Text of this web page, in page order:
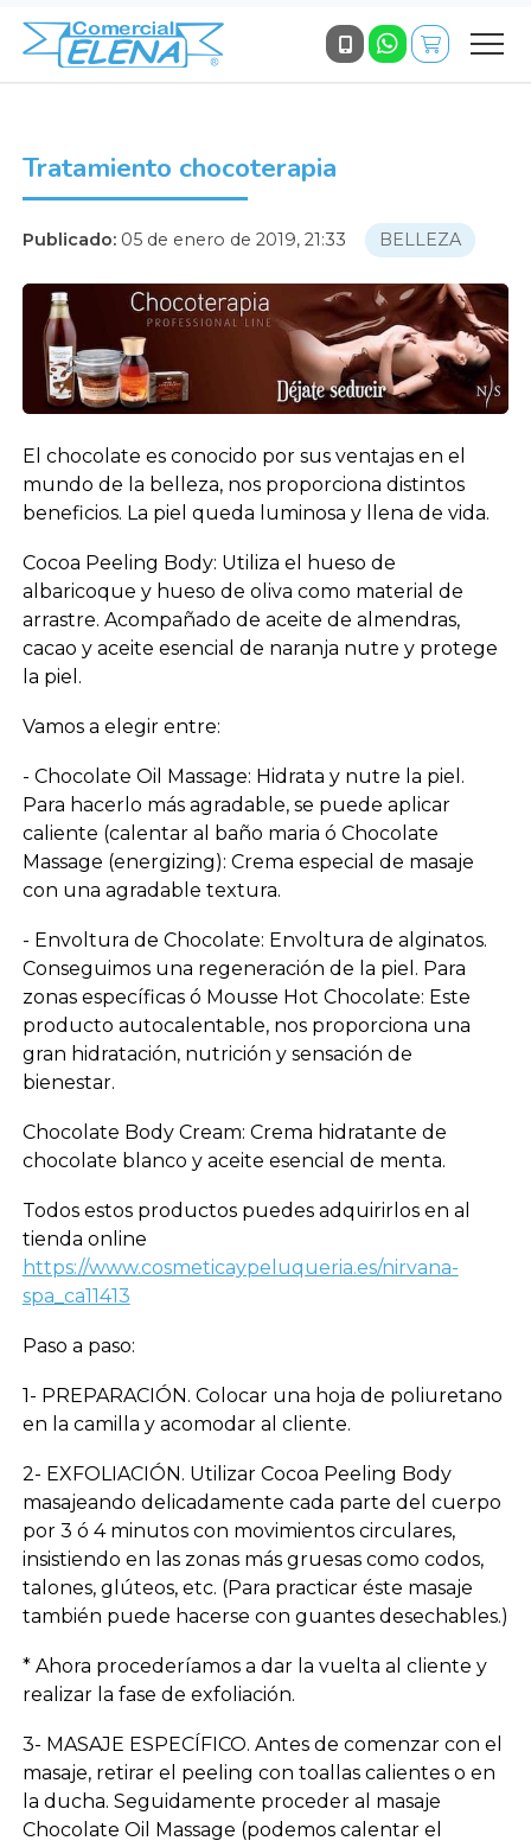
Tratamiento chocoterapia
Publicado: 05 de enero de 2019, 21:33 BELLEZA
El chocolate es conocido por sus ventajas en el
mundo de la belleza, nos proporciona distintos
beneficios. La piel queda luminosa y llena de vida.
Cocoa Peeling Body: Utiliza el hueso de
albaricoque y hueso de oliva como material de
arrastre. Acompañado de aceite de almendras,
cacao y aceite esencial de naranja nutre y protege
la piel.
Vamos a elegir entre:
- Chocolate Oil Massage: Hidrata y nutre la piel.
Para hacerlo más agradable, se puede aplicar
caliente (calentar al baño maria ó Chocolate
Massage (energizing): Crema especial de masaje
con una agradable textura.
- Envoltura de Chocolate: Envoltura de alginatos.
Conseguimos una regeneración de la piel. Para
zonas específicas ó Mousse Hot Chocolate: Este
producto autocalentable, nos proporciona una
gran hidratación, nutrición y sensación de
bienestar.
Chocolate Body Cream: Crema hidratante de
chocolate blanco y aceite esencial de menta.
Todos estos productos puedes adquirirlos en al
tienda online
https://www.cosmeticaypeluqueria.es/nirvana-
spa_ca11413
Paso a paso:
1- PREPARACIÓN. Colocar una hoja de poliuretano
en la camilla y acomodar al cliente.
2- EXFOLIACIÓN. Utilizar Cocoa Peeling Body
masajeando delicadamente cada parte del cuerpo
por 3 ó 4 minutos con movimientos circulares,
insistiendo en las zonas más gruesas como codos,
talones, glúteos, etc. (Para practicar éste masaje
también puede hacerse con guantes desechables.)
* Ahora procederíamos a dar la vuelta al cliente y
realizar la fase de exfoliación.
3- MASAJE ESPECÍFICO. Antes de comenzar con el
masaje, retirar el peeling con toallas calientes o en
la ducha. Seguidamente proceder al masaje
Chocolate Oil Massage (podemos calentar el